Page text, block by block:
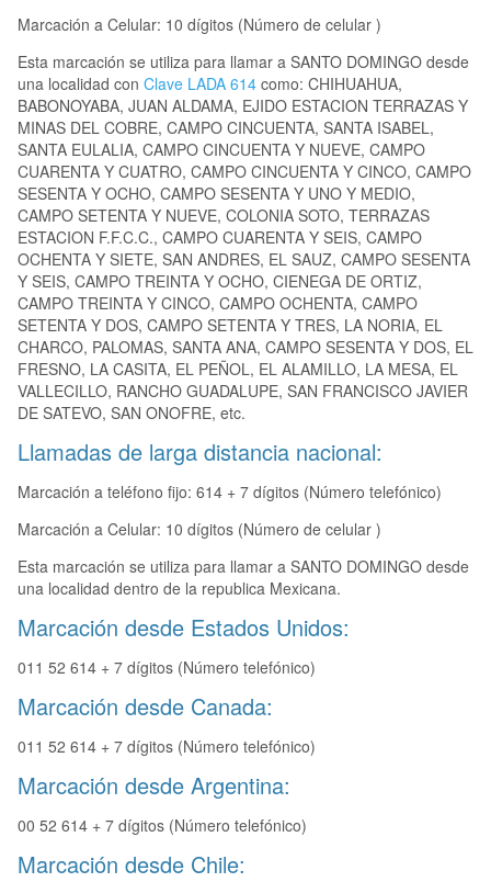
Marcación a Celular: 10 dígitos (Número de celular )
Esta marcación se utiliza para llamar a SANTO DOMINGO desde
una localidad con Clave LADA 614 como: CHIHUAHUA,
BABONOYABA, JUAN ALDAMA, EJIDO ESTACION TERRAZAS Y
MINAS DEL COBRE, CAMPO CINCUENTA, SANTA ISABEL,
SANTA EULALIA, CAMPO CINCUENTA Y NUEVE, CAMPO
CUARENTA Y CUATRO, CAMPO CINCUENTA Y CINCO, CAMPO
SESENTA Y OCHO, CAMPO SESENTA Y UNO Y MEDIO,
CAMPO SETENTA Y NUEVE, COLONIA SOTO, TERRAZAS
ESTACION F.F.C.C., CAMPO CUARENTA Y SEIS, CAMPO
OCHENTA Y SIETE, SAN ANDRES, EL SAUZ, CAMPO SESENTA
Y SEIS, CAMPO TREINTA Y OCHO, CIENEGA DE ORTIZ,
CAMPO TREINTA Y CINCO, CAMPO OCHENTA, CAMPO
SETENTA Y DOS, CAMPO SETENTA Y TRES, LA NORIA, EL
CHARCO, PALOMAS, SANTA ANA, CAMPO SESENTA Y DOS, EL
FRESNO, LA CASITA, EL PEÑOL, EL ALAMILLO, LA MESA, EL
VALLECILLO, RANCHO GUADALUPE, SAN FRANCISCO JAVIER
DE SATEVO, SAN ONOFRE, etc.
Llamadas de larga distancia nacional:
Marcación a teléfono fijo: 614 + 7 dígitos (Número telefónico)
Marcación a Celular: 10 dígitos (Número de celular )
Esta marcación se utiliza para llamar a SANTO DOMINGO desde
una localidad dentro de la republica Mexicana.
Marcación desde Estados Unidos:
011 52 614 + 7 dígitos (Número telefónico)
Marcación desde Canada:
011 52 614 + 7 dígitos (Número telefónico)
Marcación desde Argentina:
00 52 614 + 7 dígitos (Número telefónico)
Marcación desde Chile: